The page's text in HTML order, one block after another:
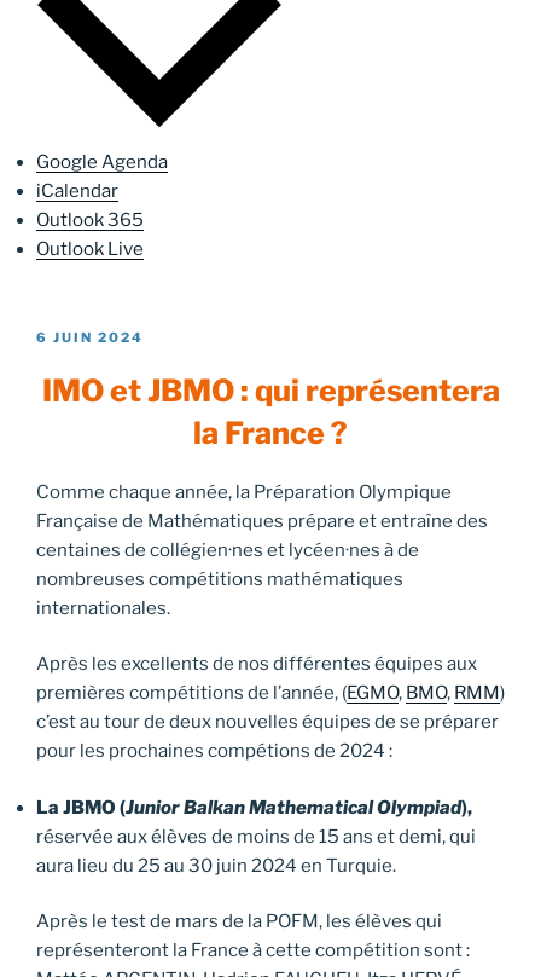
Google Agenda
iCalendar
Outlook 365
Outlook Live
PUBLIÉ
6 JUIN 2024
IMO et JBMO : qui représentera
la France ?
Comme chaque année, la Préparation Olympique
Française de Mathématiques prépare et entraîne des
centaines de collégien·nes et lycéen·nes à de
nombreuses compétitions mathématiques
internationales.
Après les excellents de nos différentes équipes aux
premières compétitions de l’année, (EGMO, BMO, RMM)
c’est au tour de deux nouvelles équipes de se préparer
pour les prochaines compétions de 2024 :
La JBMO (Junior Balkan Mathematical Olympiad),
réservée aux élèves de moins de 15 ans et demi, qui
aura lieu du 25 au 30 juin 2024 en Turquie.
Après le test de mars de la POFM, les élèves qui
représenteront la France à cette compétition sont :